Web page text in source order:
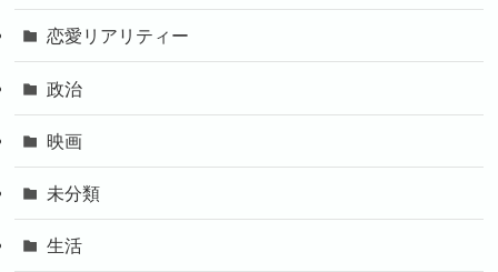
恋愛リアリティー
政治
映画
未分類
生活